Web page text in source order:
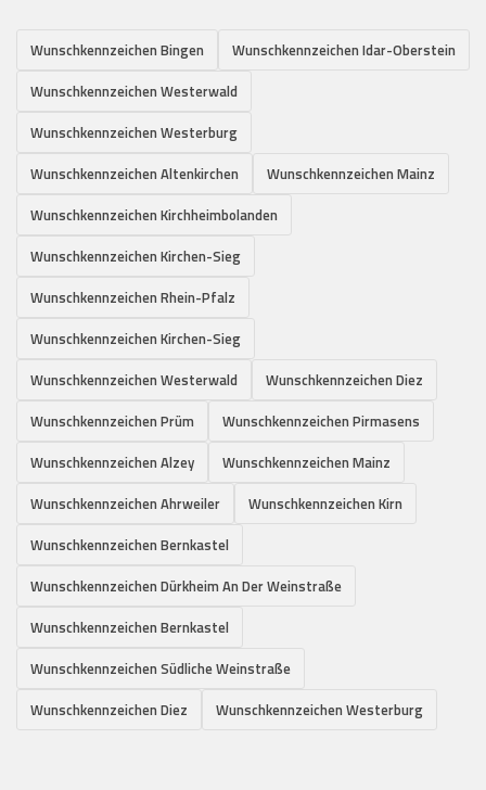
Wunschkennzeichen Bingen
Wunschkennzeichen Idar-Oberstein
Wunschkennzeichen Westerwald
Wunschkennzeichen Westerburg
Wunschkennzeichen Altenkirchen
Wunschkennzeichen Mainz
Wunschkennzeichen Kirchheimbolanden
Wunschkennzeichen Kirchen-Sieg
Wunschkennzeichen Rhein-Pfalz
Wunschkennzeichen Kirchen-Sieg
Wunschkennzeichen Westerwald
Wunschkennzeichen Diez
Wunschkennzeichen Prüm
Wunschkennzeichen Pirmasens
Wunschkennzeichen Alzey
Wunschkennzeichen Mainz
Wunschkennzeichen Ahrweiler
Wunschkennzeichen Kirn
Wunschkennzeichen Bernkastel
Wunschkennzeichen Dürkheim An Der Weinstraße
Wunschkennzeichen Bernkastel
Wunschkennzeichen Südliche Weinstraße
Wunschkennzeichen Diez
Wunschkennzeichen Westerburg